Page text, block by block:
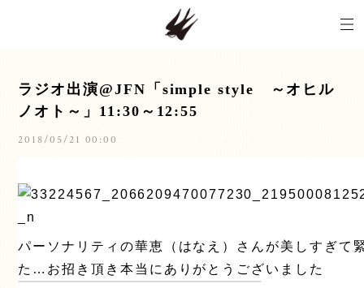
ラジオ出演@JFN「simple style ～オヒル
ノオト～」11:30～12:55
2018/05/21 00:00
パーソナリティの華恵（はなえ）さんが美しすぎて
た…お招き頂き本当にありがとうございました